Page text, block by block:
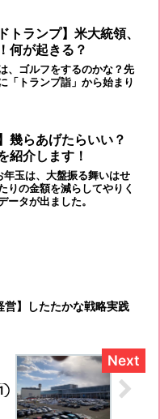
トランプ】米大統領、
何が起きる？
、ゴルフをするのかな？先
「トランプ詣」から始まり
幾らあげたらいい？
紹介します！
玉は、大盤振る舞いはせ
りの金額を減らしてやりく
ータが出ました。
営】したたかな戦略実践
①